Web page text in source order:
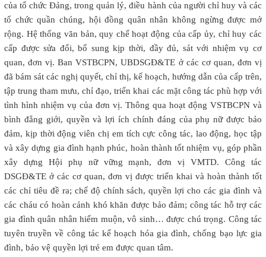
của tổ chức Đảng, trong quản lý, điều hành của người chỉ huy và các
tổ chức quần chúng, hội đồng quân nhân không ngừng được mở
rộng. Hệ thống văn bản, quy chế hoạt động của cấp ủy, chỉ huy các
cấp được sửa đổi, bổ sung kịp thời, đầy đủ, sát với nhiệm vụ cơ
quan, đơn vị. Ban VSTBCPN, UBDSGĐ&TE ở các cơ quan, đơn vị
đã bám sát các nghị quyết, chỉ thị, kế hoạch, hướng dẫn của cấp trên,
tập trung tham mưu, chỉ đạo, triển khai các mặt công tác phù hợp với
tình hình nhiệm vụ của đơn vị. Thông qua hoạt động VSTBCPN và
bình đẳng giới, quyền và lợi ích chính đáng của phụ nữ được bảo
đảm, kịp thời động viên chị em tích cực công tác, lao động, học tập
và xây dựng gia đình hạnh phúc, hoàn thành tốt nhiệm vụ, góp phần
xây dựng Hội phụ nữ vững mạnh, đơn vị VMTD. Công tác
DSGĐ&TE ở các cơ quan, đơn vị được triển khai và hoàn thành tốt
các chỉ tiêu đề ra; chế độ chính sách, quyền lợi cho các gia đình và
các cháu có hoàn cảnh khó khăn được bảo đảm; công tác hỗ trợ các
gia đình quân nhân hiếm muộn, vô sinh… được chú trọng. Công tác
tuyên truyền về công tác kế hoạch hóa gia đình, chống bạo lực gia
đình, bảo vệ quyền lợi trẻ em được quan tâm.